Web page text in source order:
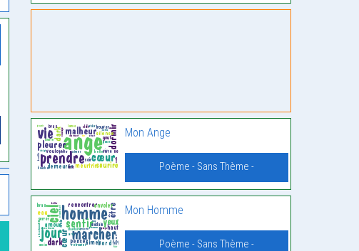
Mon Ange
Poème - Sans Thème -
Mon Homme
Poème - Sans Thème -